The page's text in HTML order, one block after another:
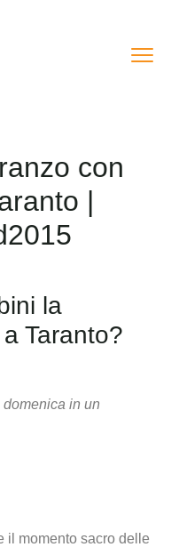
con
|
la
Taranto?
in un
il momento sacro delle